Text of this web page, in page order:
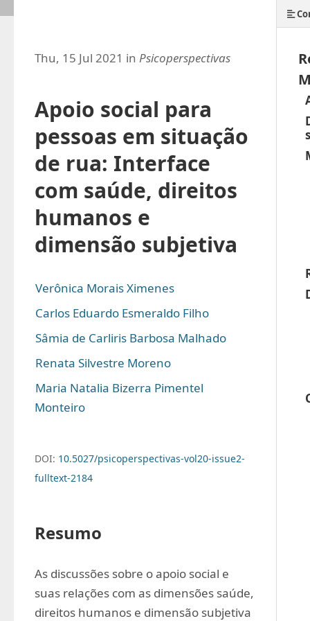
Thu, 15 Jul 2021 in Psicoperspectivas
Apoio social para
pessoas em situação
de rua: Interface
com saúde, direitos
humanos e
dimensão subjetiva
Verônica Morais Ximenes
Carlos Eduardo Esmeraldo Filho
Sâmia de Carliris Barbosa Malhado
Renata Silvestre Moreno
Maria Natalia Bizerra Pimentel
Monteiro
DOI: 10.5027/psicoperspectivas-vol20-issue2-
fulltext-2184
Resumo
As discussões sobre o apoio social e
suas relações com as dimensões saúde,
direitos humanos e dimensão subjetiva